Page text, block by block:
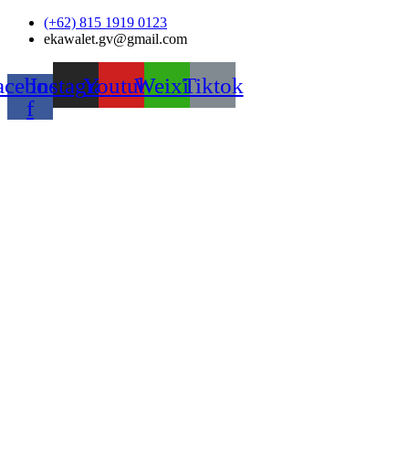
Skip
(+62) 815 1919 0123
ekawalet.gv@gmail.com
f
InstagramYoutubeWeixinTiktok